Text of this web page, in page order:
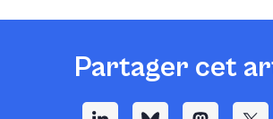
Partager cet